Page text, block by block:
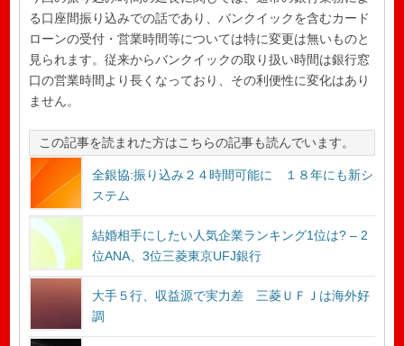
る口座間振り込みでの話であり、バンクイックを含むカード
ローンの受付・営業時間等については特に変更は無いものと
見られます。従来からバンクイックの取り扱い時間は銀行窓
口の営業時間より長くなっており、その利便性に変化はあり
ません。
この記事を読まれた方はこちらの記事も読んでいます。
全銀協:振り込み２４時間可能に １８年にも新シ
ステム
結婚相手にしたい人気企業ランキング1位は? – 2
位ANA、3位三菱東京UFJ銀行
大手５行、収益源で実力差 三菱ＵＦＪは海外好
調